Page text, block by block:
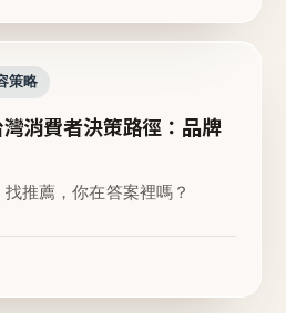
策略
消費者決策路徑：品牌
推薦，你在答案裡嗎？